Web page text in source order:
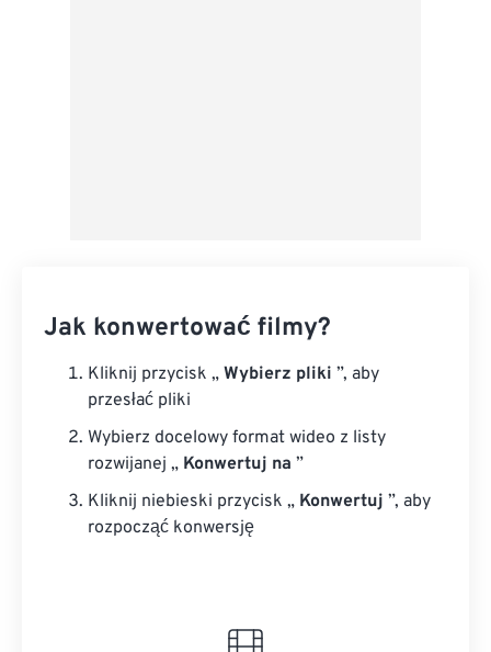
Jak konwertować filmy?
Kliknij przycisk „ Wybierz pliki ”, aby
przesłać pliki
Wybierz docelowy format wideo z listy
rozwijanej „ Konwertuj na ”
Kliknij niebieski przycisk „ Konwertuj ”, aby
rozpocząć konwersję